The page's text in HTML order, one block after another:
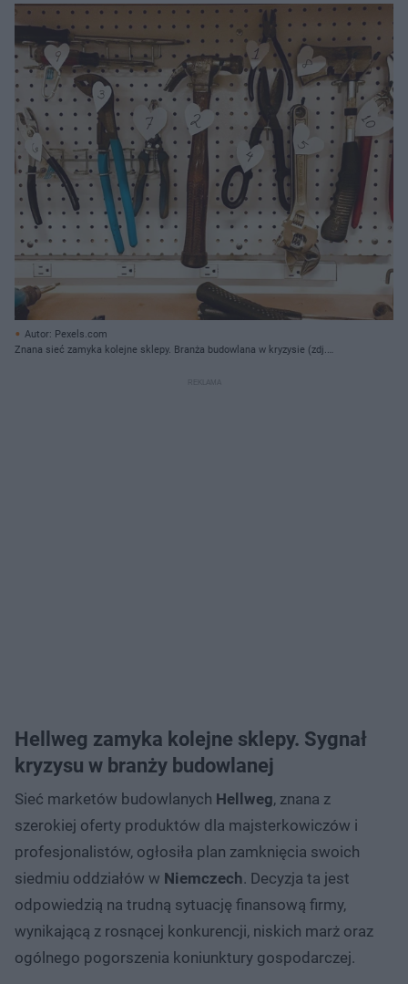
Autor: Pexels.com
Znana sieć zamyka kolejne sklepy. Branża budowlana w kryzysie (zdj.
Hellweg zamyka kolejne sklepy. Sygnał
kryzysu w branży budowlanej
Sieć marketów budowlanych Hellweg, znana z
szerokiej oferty produktów dla majsterkowiczów i
profesjonalistów, ogłosiła plan zamknięcia swoich
siedmiu oddziałów w Niemczech. Decyzja ta jest
odpowiedzią na trudną sytuację finansową firmy,
wynikającą z rosnącej konkurencji, niskich marż oraz
ogólnego pogorszenia koniunktury gospodarczej.